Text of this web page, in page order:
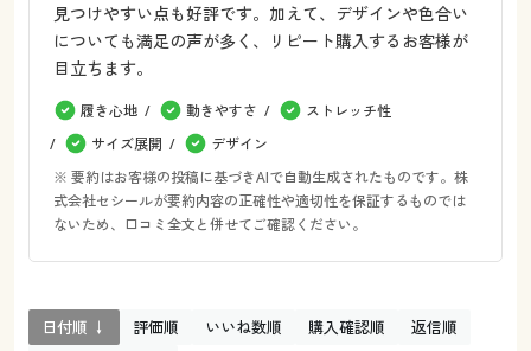
見つけやすい点も好評です。加えて、デザインや色合い
についても満足の声が多く、リピート購入するお客様が
目立ちます。
履き心地 動きやすさ
ストレッチ性
サイズ展開
デザイン
※ 要約はお客様の投稿に基づきAIで自動生成されたものです。株
式会社セシールが要約内容の正確性や適切性を保証するものでは
ないため、口コミ全文と併せてご確認ください。
日付順 ↓ 評価順 いいね数順 購入確認順
返信順